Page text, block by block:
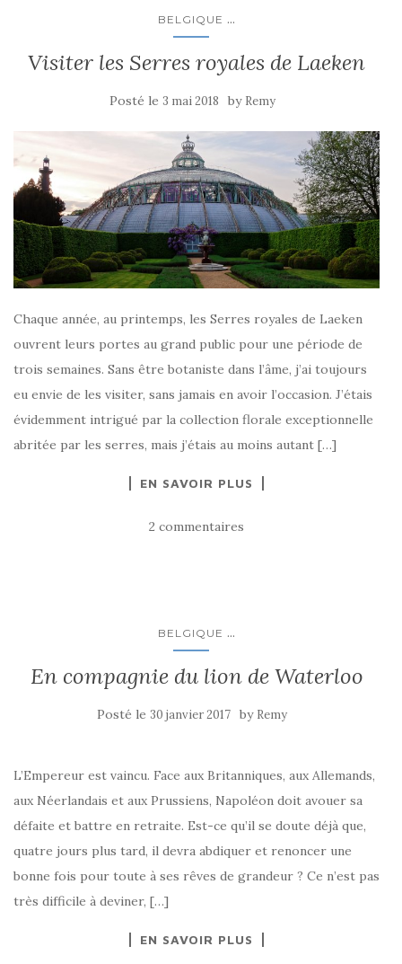
BELGIQUE ...
Visiter les Serres royales de Laeken
Posté le 3 mai 2018 by Remy
Chaque année, au printemps, les Serres royales de Laeken
ouvrent leurs portes au grand public pour une période de
trois semaines. Sans être botaniste dans l’âme, j’ai toujours
eu envie de les visiter, sans jamais en avoir l’occasion. J’étais
évidemment intrigué par la collection florale exceptionnelle
abritée par les serres, mais j’étais au moins autant […]
EN SAVOIR PLUS
2 commentaires
BELGIQUE ...
En compagnie du lion de Waterloo
Posté le 30 janvier 2017 by Remy
L’Empereur est vaincu. Face aux Britanniques, aux Allemands,
aux Néerlandais et aux Prussiens, Napoléon doit avouer sa
défaite et battre en retraite. Est-ce qu’il se doute déjà que,
quatre jours plus tard, il devra abdiquer et renoncer une
bonne fois pour toute à ses rêves de grandeur ? Ce n’est pas
très difficile à deviner, […]
EN SAVOIR PLUS